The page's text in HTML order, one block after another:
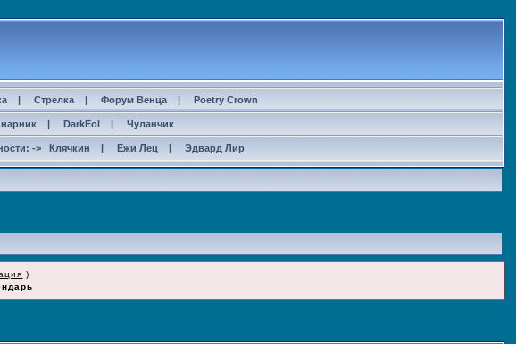
| Стрелка | Форум Венца | Poetry Crown
| DarkEol | Чуланчик
-> Клячкин | Ежи Лец | Эдвард Лир
)